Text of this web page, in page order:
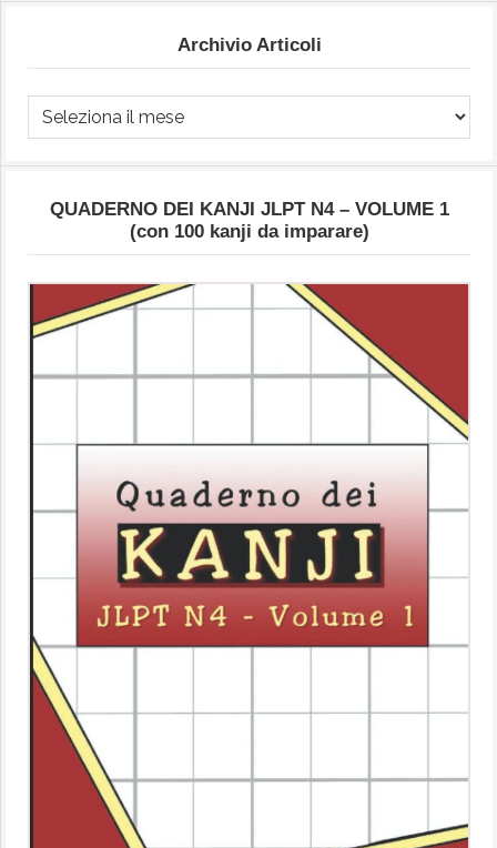
Archivio Articoli
Archivio
Articoli
QUADERNO DEI KANJI JLPT N4 – VOLUME 1
(con 100 kanji da imparare)